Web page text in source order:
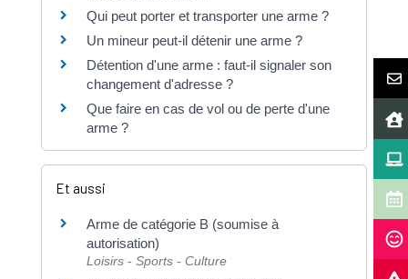
Qui peut porter et transporter une arme ?
Un mineur peut-il détenir une arme ?
Détention d'une arme : faut-il signaler son
changement d'adresse ?
Que faire en cas de vol ou de perte d'une
arme ?
Et aussi
Arme de catégorie B (soumise à
autorisation)
Loisirs - Sports - Culture